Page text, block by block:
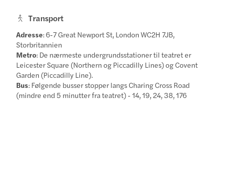
Transport
Adresse: 6-7 Great Newport St, London WC2H 7JB,
Storbritannien
Metro: De nærmeste undergrundsstationer til teatret er
Leicester Square (Northern og Piccadilly Lines) og Covent
Garden (Piccadilly Line).
Bus: Følgende busser stopper langs Charing Cross Road
(mindre end 5 minutter fra teatret) - 14, 19, 24, 38, 176